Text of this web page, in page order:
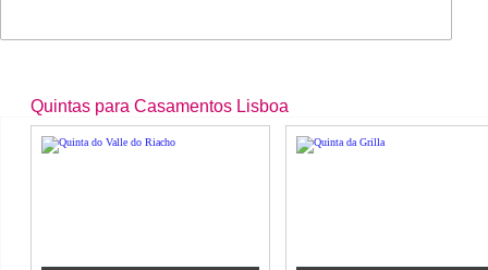
Quintas para Casamentos Lisboa